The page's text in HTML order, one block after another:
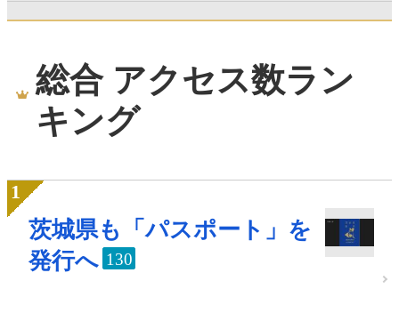
総合 アクセス数ラン
キング
茨城県も「パスポート」を
発行へ 130